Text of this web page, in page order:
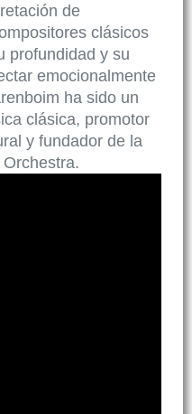
de
clásicos
profundidad y su
emocionalmente
ha sido un
clásica, promotor
y fundador de la